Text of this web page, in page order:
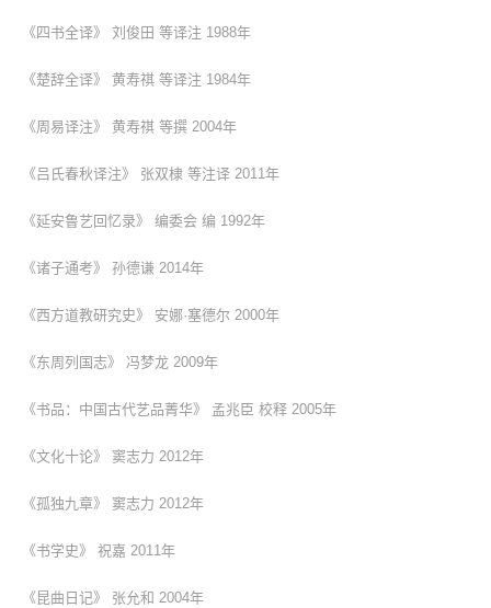
《四书全译》 刘俊田 等译注 1988年
《楚辞全译》 黄寿祺 等译注 1984年
《周易译注》 黄寿祺 等撰 2004年
《吕氏春秋译注》 张双棣 等注译 2011年
《延安鲁艺回忆录》 编委会 编 1992年
《诸子通考》 孙德谦 2014年
《西方道教研究史》 安娜·塞德尔 2000年
《东周列国志》 冯梦龙 2009年
《书品：中国古代艺品菁华》 孟兆臣 校释 2005年
《文化十论》 窦志力 2012年
《孤独九章》 窦志力 2012年
《书学史》 祝嘉 2011年
《昆曲日记》 张允和 2004年